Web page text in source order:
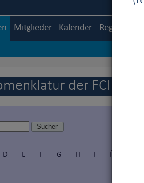
Mitglieder Kalender Reglemente
der FCI
D E F G H I Í